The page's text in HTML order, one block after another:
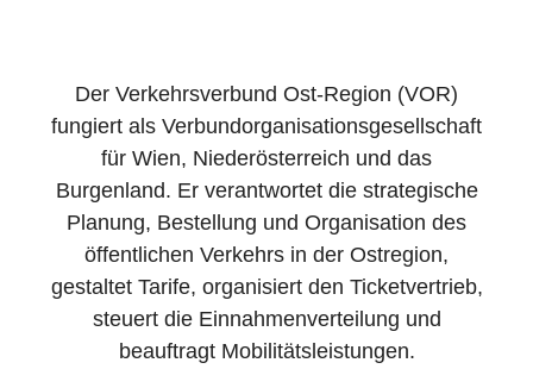
Der Verkehrsverbund Ost-Region (VOR)
fungiert als Verbundorganisationsgesellschaft
für Wien, Niederösterreich und das
Burgenland. Er verantwortet die strategische
Planung, Bestellung und Organisation des
öffentlichen Verkehrs in der Ostregion,
gestaltet Tarife, organisiert den Ticketvertrieb,
steuert die Einnahmenverteilung und
beauftragt Mobilitätsleistungen.